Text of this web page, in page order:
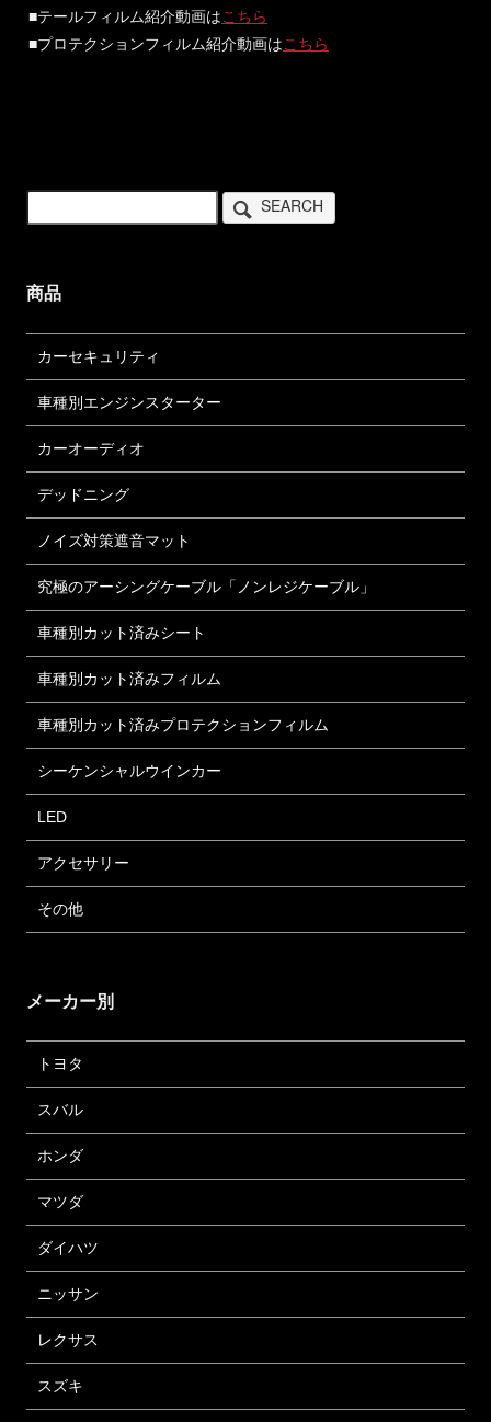
■テールフィルム紹介動画はこちら
■プロテクションフィルム紹介動画はこちら
SEARCH
商品
カーセキュリティ
車種別エンジンスターター
カーオーディオ
デッドニング
ノイズ対策遮音マット
究極のアーシングケーブル「ノンレジケーブル」
車種別カット済みシート
車種別カット済みフィルム
車種別カット済みプロテクションフィルム
シーケンシャルウインカー
LED
アクセサリー
その他
メーカー別
トヨタ
スバル
ホンダ
マツダ
ダイハツ
ニッサン
レクサス
スズキ